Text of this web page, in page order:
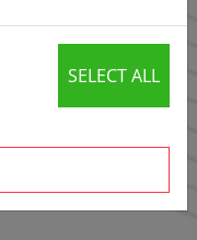
SELECT ALL